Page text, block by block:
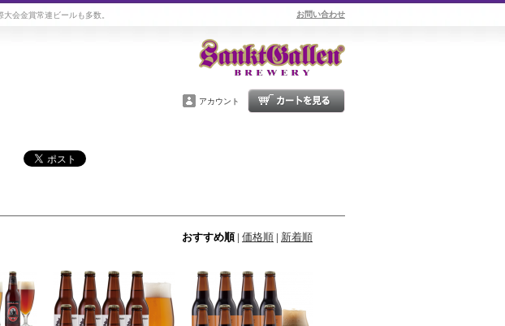
会金賞常連ビールも多数。 お問い合わせ
アカウント
おすすめ順| 価格順 | 新着順